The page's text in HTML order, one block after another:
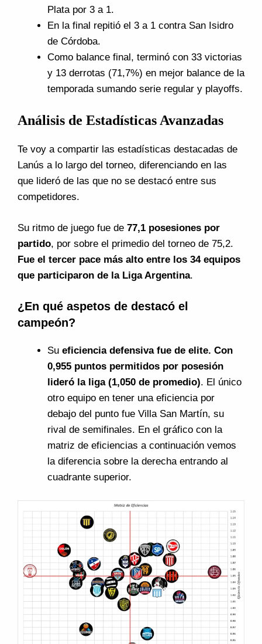
Plata por 3 a 1.
En la final repitió el 3 a 1 contra San Isidro
de Córdoba.
Como balance final, terminó con 33 victorias
y 13 derrotas (71,7%) en mejor balance de la
temporada sumando serie regular y playoffs.
Análisis de Estadísticas Avanzadas
Te voy a compartir las estadísticas destacadas de
Lanús a lo largo del torneo, diferenciando en las
que lideró de las que no se destacó entre sus
competidores.
Su ritmo de juego fue de 77,1 posesiones por
partido, por sobre el primedio del torneo de 75,2.
Fue el tercer pace más alto entre los 34 equipos
que participaron de la Liga Argentina.
¿En qué aspetos de destacó el
campeón?
Su eficiencia defensiva fue de elite. Con
0,955 puntos permitidos por posesión
lideró la liga (1,050 de promedio). El único
otro equipo en tener una eficiencia por
debajo del punto fue Villa San Martín, su
rival de semifinales. En el gráfico con la
matriz de eficiencias a continuación vemos
la diferencia sobre la derecha entrando al
cuadrante superior.